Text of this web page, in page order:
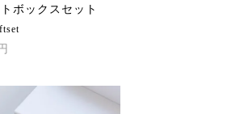
ボックスセット